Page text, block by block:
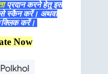
प्रदान करने हेतु इस
से स्कैन करें। अथवा
करें।
Now